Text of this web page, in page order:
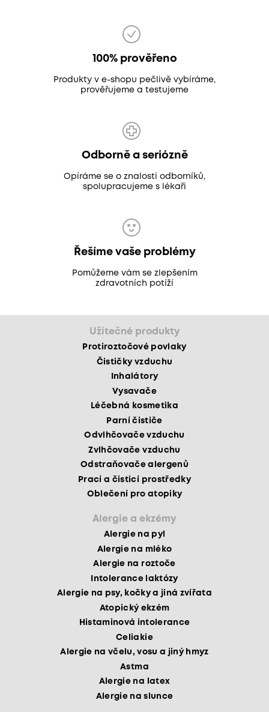
100% prověřeno
Produkty v e-shopu pečlivě vybíráme,
prověřujeme a testujeme
Odborně a seriózně
Opíráme se o znalosti odborníků,
spolupracujeme s lékaři
Řešíme vaše problémy
Pomůžeme vám se zlepšením
zdravotních potíží
Užitečné produkty
Protiroztočové povlaky
Čističky vzduchu
Inhalátory
Vysavače
Léčebná kosmetika
Parní čističe
Odvlhčovače vzduchu
Zvlhčovače vzduchu
Odstraňovače alergenů
Prací a čisticí prostředky
Oblečení pro atopiky
Alergie a ekzémy
Alergie na pyl
Alergie na mléko
Alergie na roztoče
Intolerance laktózy
Alergie na psy, kočky a jiná zvířata
Atopický ekzém
Histaminová intolerance
Celiakie
Alergie na včelu, vosu a jiný hmyz
Astma
Alergie na latex
Alergie na slunce